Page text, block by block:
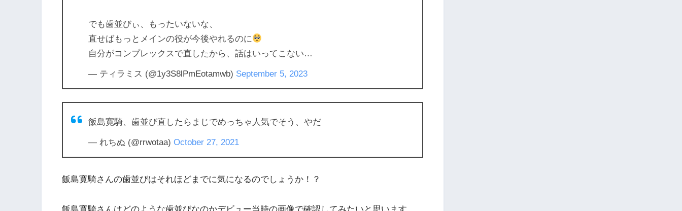
でも歯並びぃ、もったいないな、
直せばもっとメインの役が今後やれるのに
自分がコンプレックスで直したから、話はいってこない…
— ティラミス (@1y3S8lPmEotamwb) September 5, 2023
飯島寛騎、歯並び直したらまじでめっちゃ人気でそう、やだ
— れちぬ (@rrwotaa) October 27, 2021
飯島寛騎さんの歯並びはそれほどまでに気になるのでしょうか！？